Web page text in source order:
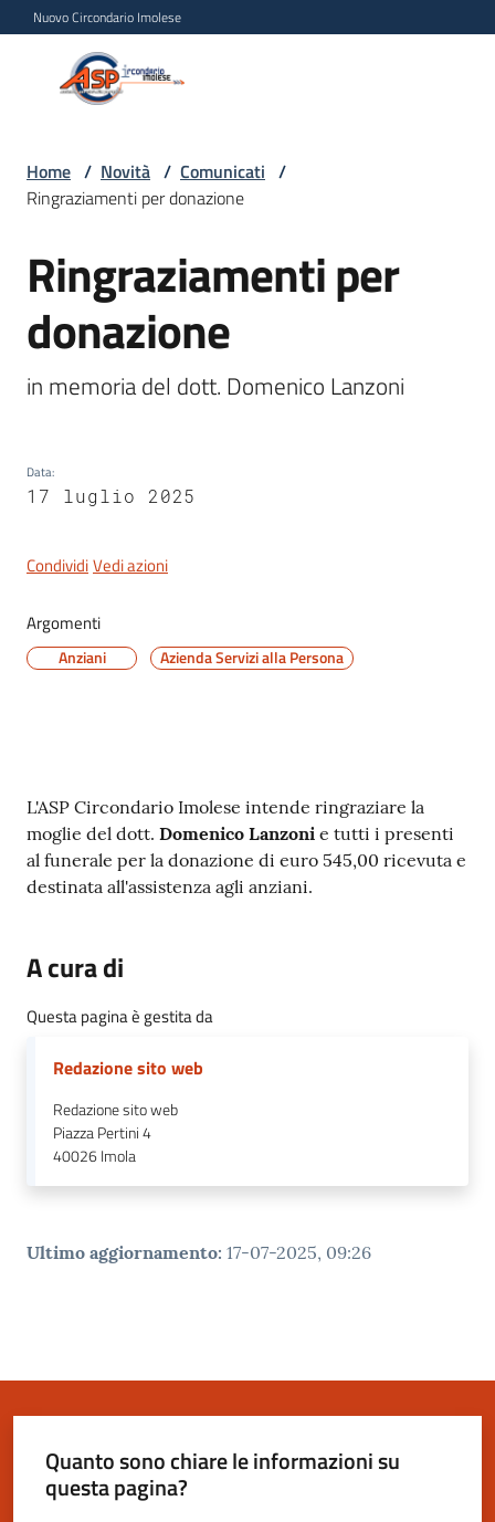
Vai al contenuto
Vai alla navigazione
Vai al footer
Nuovo Circondario Imolese
Persona
Circondario
Chi
siamo
Progetti
Menu selezionato
Documenti
e
dati
Contatti
utili
Tutti
gli
Home / Novità / Comunicati /
Ringraziamenti per donazione
Salta al contenuto
Ringraziamenti per
donazione
in memoria del dott. Domenico Lanzoni
Data:
17 luglio 2025
CondividiVedi azioni
Argomenti
Anziani Azienda Servizi alla Persona
Contenuto
L'ASP Circondario Imolese intende ringraziare la
moglie del dott. Domenico Lanzoni e tutti i presenti
al funerale per la donazione di euro 545,00 ricevuta e
destinata all'assistenza agli anziani.
A cura di
Questa pagina è gestita da
Redazione sito web
Redazione sito web
Piazza Pertini 4
40026Imola
Ultimo aggiornamento: 17-07-2025, 09:26
Quanto sono chiare le informazioni su
questa pagina?